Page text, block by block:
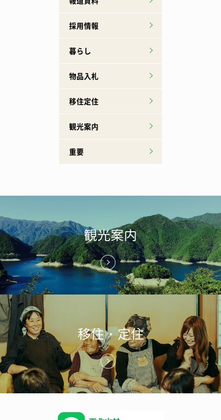
採用情報
暮らし
物品入札
移住定住
観光案内
重要
観光案内
移住・定住